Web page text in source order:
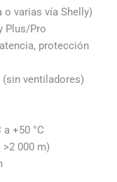
o varias vía Shelly)
Plus/Pro
protección
ventiladores)
+50 °C
000 m)